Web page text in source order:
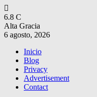
6.8 C
Alta Gracia
6 agosto, 2026
Inicio
Blog
Privacy
Advertisement
Contact